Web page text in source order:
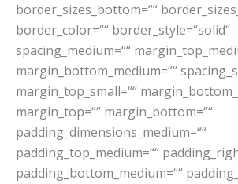
border_sizes_bottom=““
border_color=““ border_style=“solid“
spacing_medium=““
margin_bottom_medium=““
margin_top_small=““
margin_top=““ margin_bottom=““
padding_dimensions_medium=““
padding_top_medium=““
padding_bottom_medium=““